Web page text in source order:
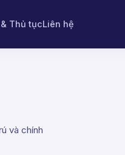
Thủ tụcLiên hệ
và chính